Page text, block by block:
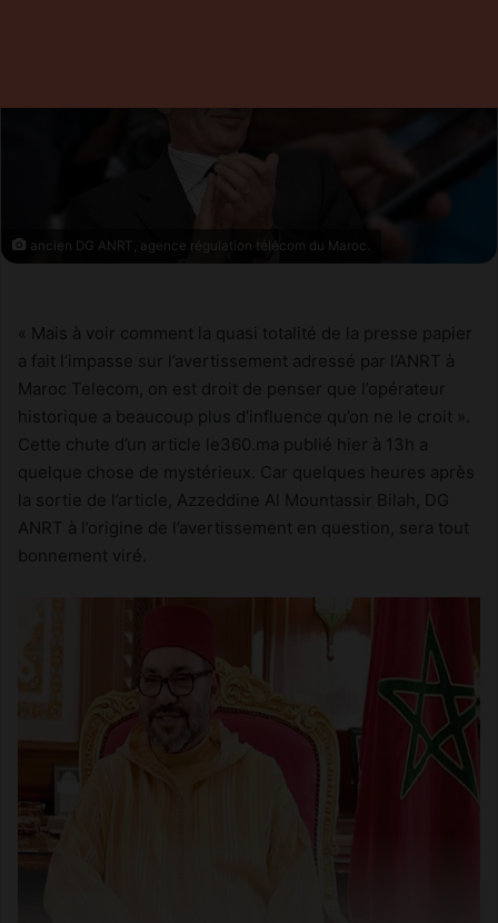
ancien DG ANRT, agence régulation télécom du Maroc.
« Mais à voir comment la quasi totalité de la presse papier
a fait l’impasse sur l’avertissement adressé par l’ANRT à
Maroc Telecom, on est droit de penser que l’opérateur
historique a beaucoup plus d’influence qu’on ne le croit ».
Cette chute d’un article le360.ma publié hier à 13h a
quelque chose de mystérieux. Car quelques heures après
la sortie de l’article, Azzeddine Al Mountassir Bilah, DG
ANRT à l’origine de l’avertissement en question, sera tout
bonnement viré.